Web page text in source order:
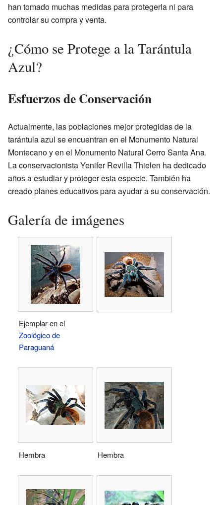
han tomado muchas medidas para protegerla ni para
controlar su compra y venta.
¿Cómo se Protege a la Tarántula
Azul?
Esfuerzos de Conservación
Actualmente, las poblaciones mejor protegidas de la
tarántula azul se encuentran en el Monumento Natural
Montecano y en el Monumento Natural Cerro Santa Ana.
La conservacionista Yenifer Revilla Thielen ha dedicado
años a estudiar y proteger esta especie. También ha
creado planes educativos para ayudar a su conservación.
Galería de imágenes
Ejemplar en el
Zoológico de
Paraguaná
Hembra Hembra